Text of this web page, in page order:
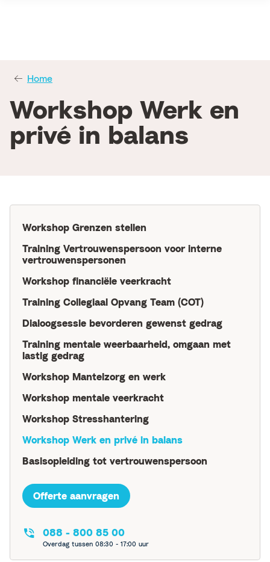
Home
Workshop Werk en
privé in balans
Workshop Grenzen stellen
Training Vertrouwenspersoon voor interne
vertrouwenspersonen
Workshop financiële veerkracht
Training Collegiaal Opvang Team (COT)
Dialoogsessie bevorderen gewenst gedrag
Training mentale weerbaarheid, omgaan met
lastig gedrag
Workshop Mantelzorg en werk
Workshop mentale veerkracht
Workshop Stresshantering
Workshop Werk en privé in balans
Basisopleiding tot vertrouwens­persoon
Offerte aanvragen
088 - 800 85 00
Overdag tussen 08:30 - 17:00 uur